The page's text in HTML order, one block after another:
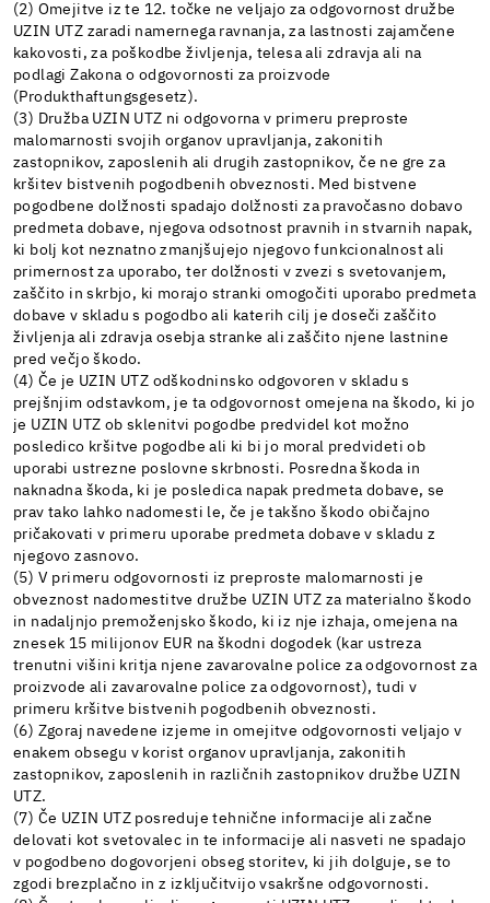
(2) Omejitve iz te 12. točke ne veljajo za odgovornost družbe
UZIN UTZ zaradi namernega ravnanja, za lastnosti zajamčene
kakovosti, za poškodbe življenja, telesa ali zdravja ali na
podlagi Zakona o odgovornosti za proizvode
(Produkthaftungsgesetz).
(3) Družba UZIN UTZ ni odgovorna v primeru preproste
malomarnosti svojih organov upravljanja, zakonitih
zastopnikov, zaposlenih ali drugih zastopnikov, če ne gre za
kršitev bistvenih pogodbenih obveznosti. Med bistvene
pogodbene dolžnosti spadajo dolžnosti za pravočasno dobavo
predmeta dobave, njegova odsotnost pravnih in stvarnih napak,
ki bolj kot neznatno zmanjšujejo njegovo funkcionalnost ali
primernost za uporabo, ter dolžnosti v zvezi s svetovanjem,
zaščito in skrbjo, ki morajo stranki omogočiti uporabo predmeta
dobave v skladu s pogodbo ali katerih cilj je doseči zaščito
življenja ali zdravja osebja stranke ali zaščito njene lastnine
pred večjo škodo.
(4) Če je UZIN UTZ odškodninsko odgovoren v skladu s
prejšnjim odstavkom, je ta odgovornost omejena na škodo, ki jo
je UZIN UTZ ob sklenitvi pogodbe predvidel kot možno
posledico kršitve pogodbe ali ki bi jo moral predvideti ob
uporabi ustrezne poslovne skrbnosti. Posredna škoda in
naknadna škoda, ki je posledica napak predmeta dobave, se
prav tako lahko nadomesti le, če je takšno škodo običajno
pričakovati v primeru uporabe predmeta dobave v skladu z
njegovo zasnovo.
(5) V primeru odgovornosti iz preproste malomarnosti je
obveznost nadomestitve družbe UZIN UTZ za materialno škodo
in nadaljnjo premoženjsko škodo, ki iz nje izhaja, omejena na
znesek 15 milijonov EUR na škodni dogodek (kar ustreza
trenutni višini kritja njene zavarovalne police za odgovornost za
proizvode ali zavarovalne police za odgovornost), tudi v
primeru kršitve bistvenih pogodbenih obveznosti.
(6) Zgoraj navedene izjeme in omejitve odgovornosti veljajo v
enakem obsegu v korist organov upravljanja, zakonitih
zastopnikov, zaposlenih in različnih zastopnikov družbe UZIN
UTZ.
(7) Če UZIN UTZ posreduje tehnične informacije ali začne
delovati kot svetovalec in te informacije ali nasveti ne spadajo
v pogodbeno dogovorjeni obseg storitev, ki jih dolguje, se to
zgodi brezplačno in z izključitvijo vsakršne odgovornosti.